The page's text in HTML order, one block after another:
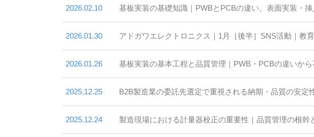
2026.02.10 基板実装の基礎知識｜PWBとPCBの違い、表面実装・
2026.01.30 アドガワエレクトロニクス｜1月［後半］SNS活動｜教
2026.01.26 基板実装の基本工程と品質管理｜PWB・PCBの違いか
2025.12.25 B2B製造業の委託先選定で重視される納期・品質の安定
2025.12.24 製造現場における計量器校正の重要性｜品質管理の根幹